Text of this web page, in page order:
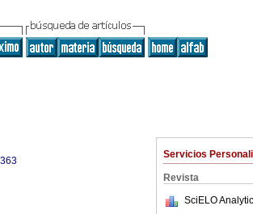
Servicios
Revista
SciELO